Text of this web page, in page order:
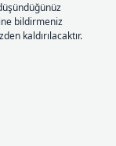
bildirmeniz
kaldırılacaktır.